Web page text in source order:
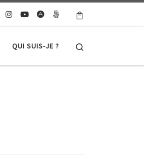
QUI SUIS-JE ?